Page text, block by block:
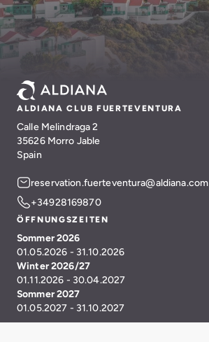
ALDIANA CLUB FUERTEVENTURA
Calle Melindraga 2
35626 Morro Jable
Spain
reservation.fuerteventura@aldiana.com
+34928169870
ÖFFNUNGSZEITEN
Sommer 2026
01.05.2026 - 31.10.2026
Winter 2026/27
01.11.2026 - 30.04.2027
Sommer 2027
01.05.2027 - 31.10.2027